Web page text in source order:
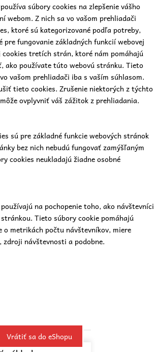
súbory cookies na zlepšenie vášho
webom. Z nich sa vo vašom prehliadači
ktoré sú kategorizované podľa potreby,
pre fungovanie základných funkcií webovej
cookies tretích strán, ktoré nám pomáhajú
ako používate túto webovú stránku. Tieto
vašom prehliadači iba s vaším súhlasom.
tieto cookies. Zrušenie niektorých z týchto
ovplyvniť váš zážitok z prehliadania.
sú pre základné funkcie webových stránok
bez nich nebudú fungovať zamýšľaným
cookies neukladajú žiadne osobné
na pochopenie toho, ako návštevníci
Tieto súbory cookie pomáhajú
metrikách počtu návštevníkov, miere
zdroji návštevnosti a podobne.
Vrátiť sa do eShopu